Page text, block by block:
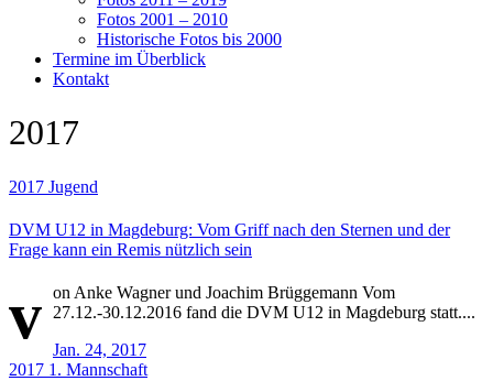
Fotos 2001 – 2010
Historische Fotos bis 2000
Termine im Überblick
Kontakt
2017
2017 Jugend
DVM U12 in Magdeburg: Vom Griff nach den Sternen und der
Frage kann ein Remis nützlich sein
v on Anke Wagner und Joachim Brüggemann Vom
27.12.-30.12.2016 fand die DVM U12 in Magdeburg statt....
Jan. 24, 2017
2017 1. Mannschaft